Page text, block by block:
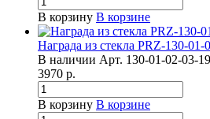
В корзину В корзине
Награда из стекла PRZ-130-01-
В наличии Арт. 130-01-02-03-19
3970 р.
В корзину В корзине